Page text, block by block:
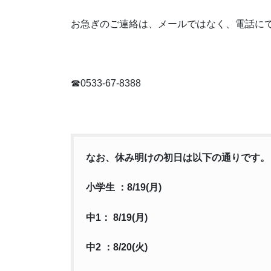
お急ぎのご連絡は、メールではなく、電話に
☎0533-67-8388
なお、休み明けの初日は以下の通りです。
小学生 ：8/19(月)
中1： 8/19(月)
中2 ：8/20(火)